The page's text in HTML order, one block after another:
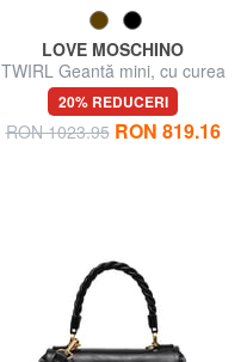
LOVE MOSCHINO
TWIRL Geantă mini, cu curea
de umăr
20% REDUCERI
RON 1023.95 RON 819.16